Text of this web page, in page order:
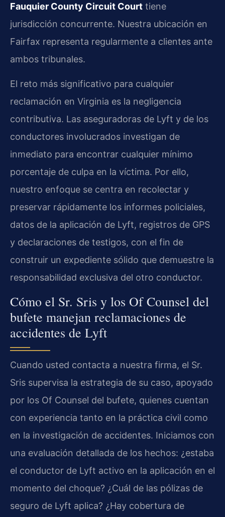
Fauquier County Circuit Court tiene
jurisdicción concurrente. Nuestra ubicación en
Fairfax representa regularmente a clientes ante
ambos tribunales.
El reto más significativo para cualquier
reclamación en Virginia es la negligencia
contributiva. Las aseguradoras de Lyft y de los
conductores involucrados investigan de
inmediato para encontrar cualquier mínimo
porcentaje de culpa en la víctima. Por ello,
nuestro enfoque se centra en recolectar y
preservar rápidamente los informes policiales,
datos de la aplicación de Lyft, registros de GPS
y declaraciones de testigos, con el fin de
construir un expediente sólido que demuestre la
responsabilidad exclusiva del otro conductor.
Cómo el Sr. Sris y los Of Counsel del
bufete manejan reclamaciones de
accidentes de Lyft
Cuando usted contacta a nuestra firma, el Sr.
Sris supervisa la estrategia de su caso, apoyado
por los Of Counsel del bufete, quienes cuentan
con experiencia tanto en la práctica civil como
en la investigación de accidentes. Iniciamos con
una evaluación detallada de los hechos: ¿estaba
el conductor de Lyft activo en la aplicación en el
momento del choque? ¿Cuál de las pólizas de
seguro de Lyft aplica? ¿Hay cobertura de